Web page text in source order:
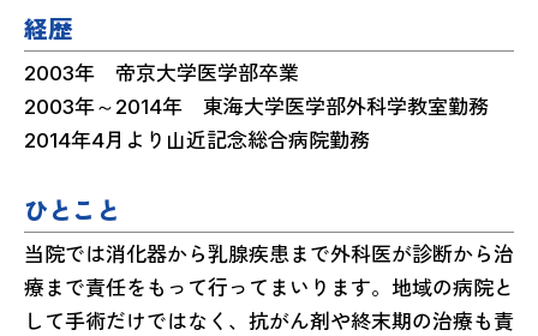
経歴
2003年 帝京大学医学部卒業
2003年～2014年 東海大学医学部外科学教室勤務
2014年4月より山近記念総合病院勤務
ひとこと
当院では消化器から乳腺疾患まで外科医が診断から治
療まで責任をもって行ってまいります。地域の病院と
して手術だけではなく、抗がん剤や終末期の治療も責